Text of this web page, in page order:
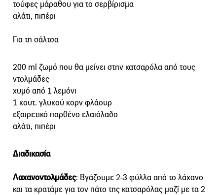
τούφες μάραθου για το σερβίρισμα
αλάτι, πιπέρι
Για τη σάλτσα
200 ml ζωμό που θα μείνει στην κατσαρόλα από τους
ντολμάδες
χυμό από 1 λεμόνι
1 κουτ. γλυκού κορν φλάουρ
εξαιρετικό παρθένο ελαιόλαδο
αλάτι, πιπέρι
Διαδικασία
Λαχανοντολμάδες: Βγάζουμε 2-3 φύλλα από το λάχανο
και τα κρατάμε για τον πάτο της κατσαρόλας μαζί με τα 2